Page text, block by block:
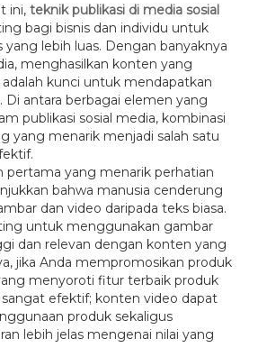
ini, teknik publikasi di media sosial
bagi bisnis dan individu untuk
lebih luas. Dengan banyaknya
menghasilkan konten yang
kunci untuk mendapatkan
antara berbagai elemen yang
publikasi sosial media, kombinasi
yang menarik menjadi salah satu
pertama yang menarik perhatian
bahwa manusia cenderung
dan video daripada teks biasa.
untuk menggunakan gambar
dan relevan dengan konten yang
jika Anda mempromosikan produk
menyoroti fitur terbaik produk
efektif; konten video dapat
produk sekaligus
lebih jelas mengenai nilai yang